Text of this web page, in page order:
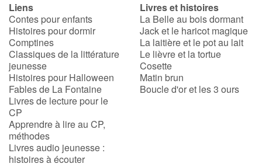
Écoles
Médiathèques
Vidéos & Tutoriaux
Blog
Actualités
Liens
Contes pour enfants
Histoires pour dormir
Comptines
Classiques de la littérature
jeunesse
Histoires pour Halloween
Fables de La Fontaine
Livres de lecture pour le
CP
Apprendre à lire au CP,
méthodes
Livres audio jeunesse :
histoires à écouter
Livres et histoires
La Belle au bois dormant
Jack et le haricot magique
La laitière et le pot au lait
Le lièvre et la tortue
Cosette
Matin brun
Boucle d'or et les 3 ours